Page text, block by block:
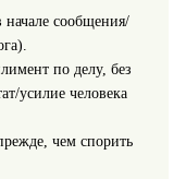
начале сообщения/
по делу, без
усилие человека
чем спорить